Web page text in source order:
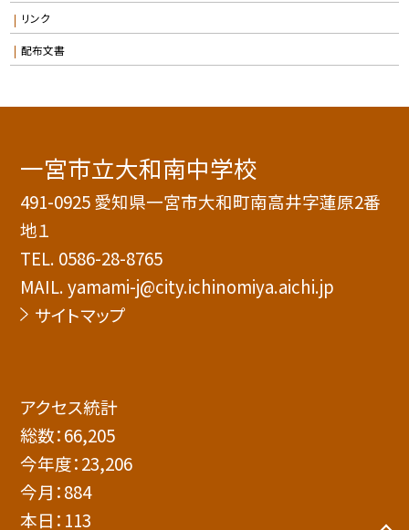
リンク
配布文書
一宮市立大和南中学校
491-0925 愛知県一宮市大和町南高井字蓮原2番
地１
TEL. 0586-28-8765
MAIL. yamami-j@city.ichinomiya.aichi.jp
サイトマップ
アクセス統計
総数：66,205
今年度：23,206
今月：884
本日： 113